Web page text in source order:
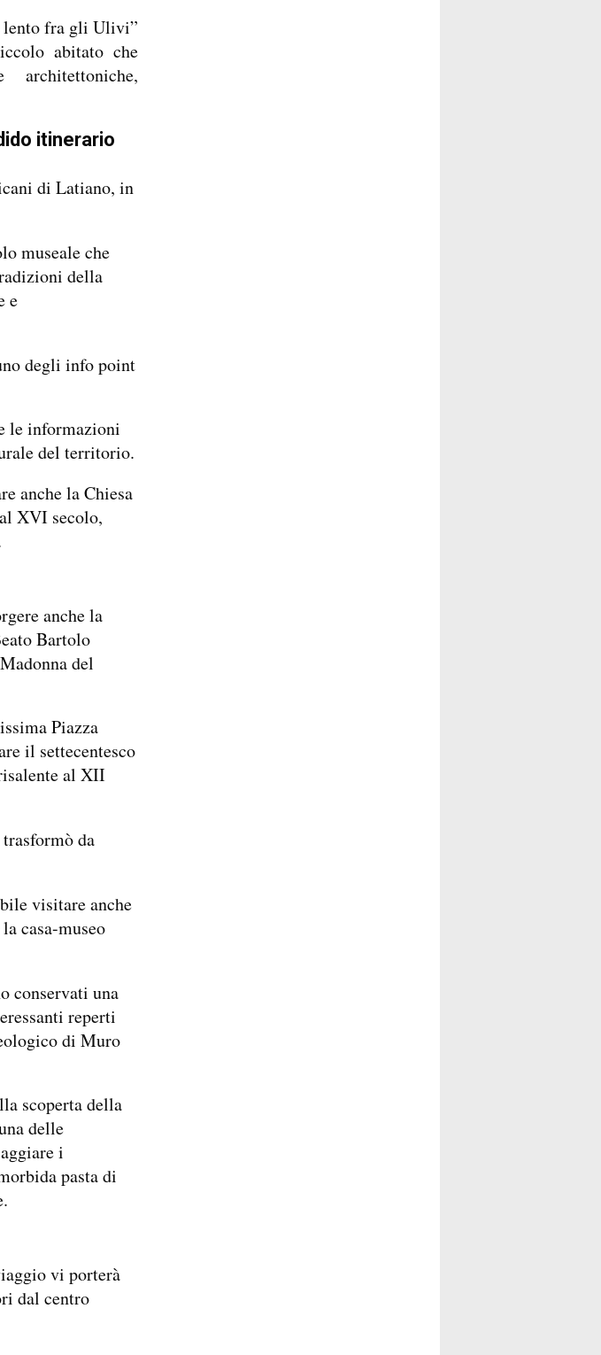
lento fra gli Ulivi”
abitato che
itinerario
di Latiano, in
museale che
della
e
degli info point
le informazioni
del territorio.
anche la Chiesa
XVI secolo,
anche la
Bartolo
del
Piazza
il settecentesco
al XII
da
visitare anche
casa-museo
conservati una
reperti
di Muro
scoperta della
delle
i
pasta di
vi porterà
dal centro